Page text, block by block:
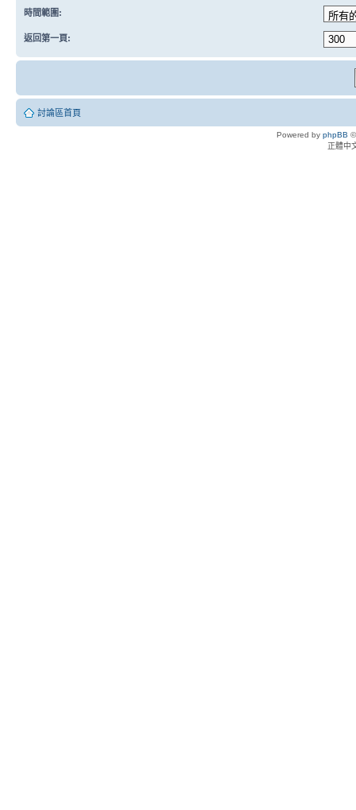
時間範圍:
返回第一頁:
討論區首頁
Powered by phpBB
正體中